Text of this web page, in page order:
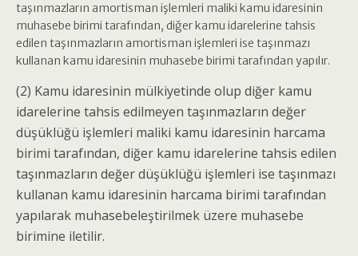
taşınmazların amortisman işlemleri maliki kamu idaresinin
muhasebe birimi tarafından, diğer kamu idarelerine tahsis
edilen taşınmazların amortisman işlemleri ise taşınmazı
kullanan kamu idaresinin muhasebe birimi tarafından yapılır.
(2) Kamu idaresinin mülkiyetinde olup diğer kamu
idarelerine tahsis edilmeyen taşınmazların değer
düşüklüğü işlemleri maliki kamu idaresinin harcama
birimi tarafından, diğer kamu idarelerine tahsis edilen
taşınmazların değer düşüklüğü işlemleri ise taşınmazı
kullanan kamu idaresinin harcama birimi tarafından
yapılarak muhasebeleştirilmek üzere muhasebe
birimine iletilir.